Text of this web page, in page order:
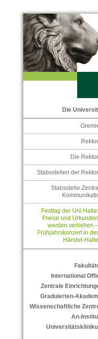
Die
Die
Stabsstellen der
Stabsstelle
Festtag der Uni Halle:
Preise und Urkunden
werden verliehen –
Frühjahrskonzert in der
Händel-Halle
International
Zentrale
Graduierten-
Wissenschaftliche
An-